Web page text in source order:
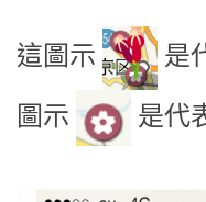
這圖示
是
圖示
是代